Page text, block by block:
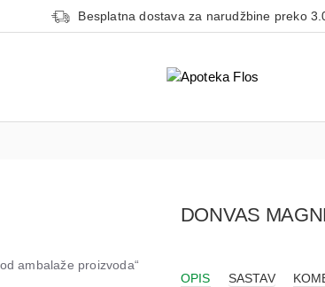
Besplatna dostava za narudžbine preko
ambalaže proizvoda“
DONVAS
OPIS SASTAV